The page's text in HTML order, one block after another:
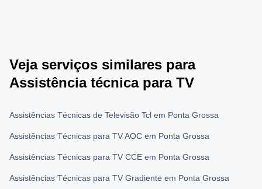
Veja serviços similares para
Assistência técnica para TV
Assistências Técnicas de Televisão Tcl em Ponta Grossa
Assistências Técnicas para TV AOC em Ponta Grossa
Assistências Técnicas para TV CCE em Ponta Grossa
Assistências Técnicas para TV Gradiente em Ponta Grossa